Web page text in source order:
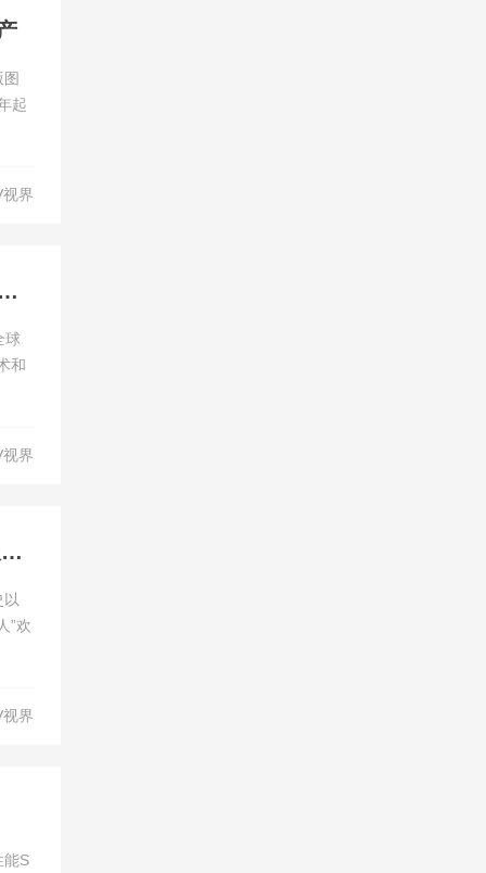
起
界
极星4将集成搭载Luminar激光雷达与Mobileye Chauffeur自动驾驶技术
球
和
界
极星“摘星之夜”品牌盛典点亮小蛮腰，广州车展前夕宣布极星4开启交付
”欢
界
能S